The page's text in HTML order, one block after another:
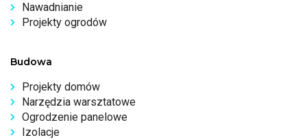
Nawadnianie
Projekty ogrodów
Budowa
Projekty domów
Narzędzia warsztatowe
Ogrodzenie panelowe
Izolacje